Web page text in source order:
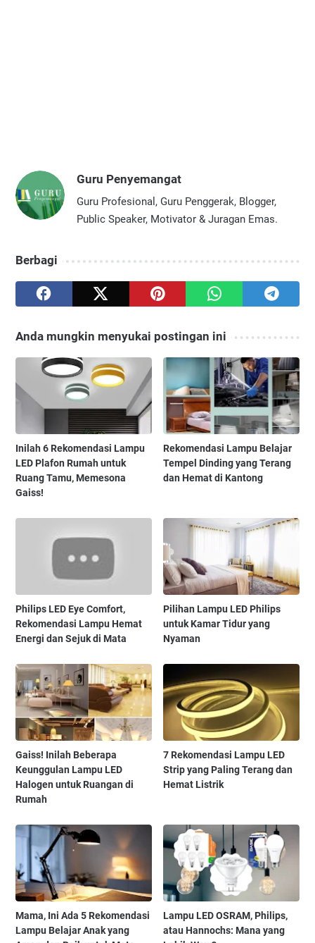
Guru Penyemangat
Guru Profesional, Guru Penggerak, Blogger,
Public Speaker, Motivator & Juragan Emas.
Berbagi
Anda mungkin menyukai postingan ini
Inilah 6 Rekomendasi Lampu
LED Plafon Rumah untuk
Ruang Tamu, Memesona
Gaiss!
Rekomendasi Lampu Belajar
Tempel Dinding yang Terang
dan Hemat di Kantong
Philips LED Eye Comfort,
Rekomendasi Lampu Hemat
Energi dan Sejuk di Mata
Pilihan Lampu LED Philips
untuk Kamar Tidur yang
Nyaman
Gaiss! Inilah Beberapa
Keunggulan Lampu LED
Halogen untuk Ruangan di
Rumah
7 Rekomendasi Lampu LED
Strip yang Paling Terang dan
Hemat Listrik
Mama, Ini Ada 5 Rekomendasi
Lampu Belajar Anak yang
Lampu LED OSRAM, Philips,
atau Hannochs: Mana yang